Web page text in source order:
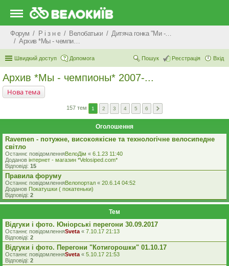
Форум Р i з н е Велобатьки
Дитяча гонка "Ми - чемпіони"
Архив *Мы - чемпионы* 2007-...
Швидкий доступ Допомога Вхід
Реєстрація
Пошук
Архив *Мы - чемпионы* 2007-...
Нова тема
157 тем 1 2 3 4 5 6
Оголошення
Ravemen - потужне, високоякісне та технологічне велосипедне
світло
Останнє повідомленняВелоДім « 6.1.23 11:40
Доданов iнтернет - магазин *Velosiped.com*
Відповіді: 15
Правила форуму
Останнє повідомленняВелопортал « 20.6.14 04:52
Доданов Покатушки ( покатеньки)
Відповіді: 2
Тем
Відгуки і фото. Юніорські перегони 30.09.2017
Останнє повідомленняSveta « 7.10.17 21:13
Відповіді: 2
Відгуки і фото. Перегони "Котигорошки" 01.10.17
Останнє повідомленняSveta « 5.10.17 21:53
Відповіді: 2